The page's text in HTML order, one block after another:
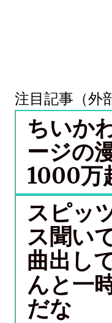
注目記事（外
ちいか
ージの
1000万
スピッ
ス聞い
曲出し
んと一
だな